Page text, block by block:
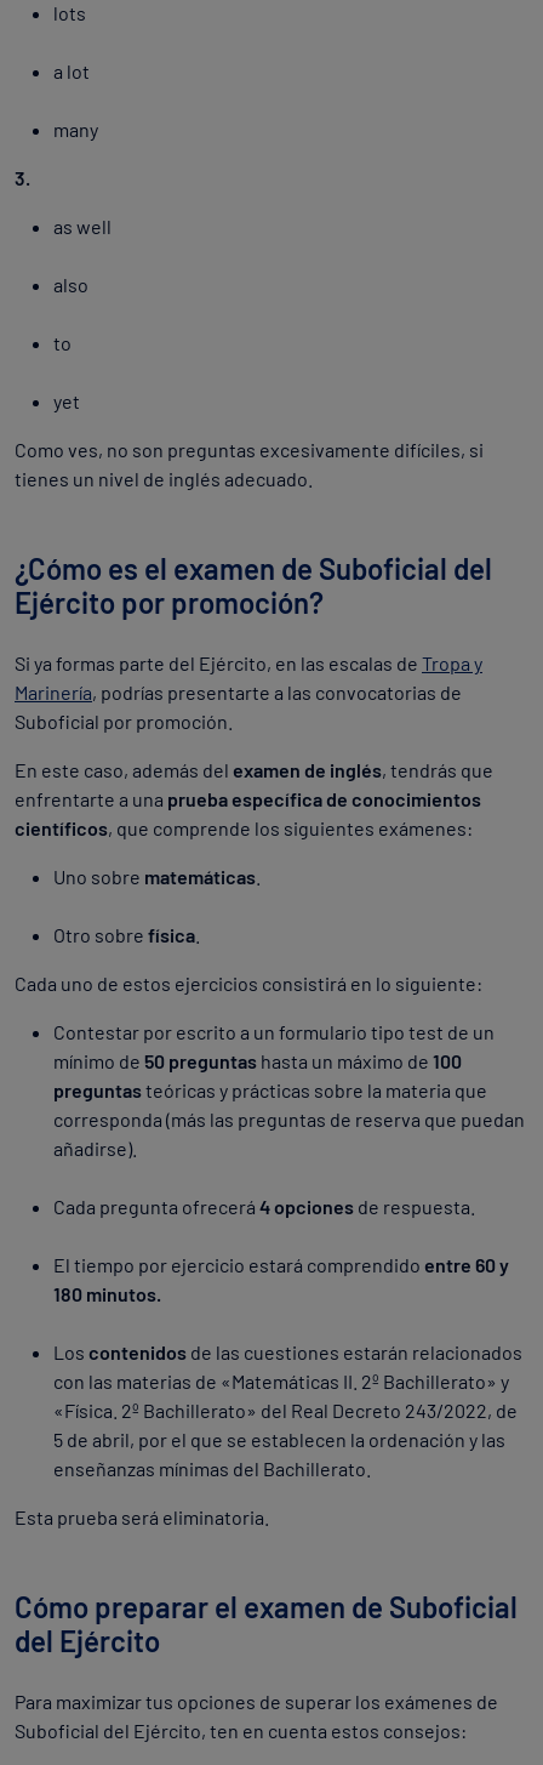
lots
a lot
many
3.
as well
also
to
yet
Como ves, no son preguntas excesivamente difíciles, si
tienes un nivel de inglés adecuado.
¿Cómo es el examen de Suboficial del
Ejército por promoción?
Si ya formas parte del Ejército, en las escalas de Tropa y
Marinería, podrías presentarte a las convocatorias de
Suboficial por promoción.
En este caso, además del examen de inglés, tendrás que
enfrentarte a una prueba específica de conocimientos
científicos, que comprende los siguientes exámenes:
Uno sobre matemáticas
Otro sobre física
Cada uno de estos ejercicios consistirá en lo siguiente:
Contestar por escrito a un formulario tipo test de un
mínimo de 50 preguntas hasta un máximo de 100
preguntasteóricas y prácticas sobre la materia que
corresponda (más las preguntas de reserva que puedan
añadirse).
Cada pregunta ofrecerá 4 opciones de respuesta.
El tiempo por ejercicio estará comprendido entre 60 y
180 minutos.
Los contenidos de las cuestiones estarán relacionados
con las materias de «Matemáticas II. 2º Bachillerato» y
«Física. 2º Bachillerato» del Real Decreto 243/2022, de
5 de abril, por el que se establecen la ordenación y las
enseñanzas mínimas del Bachillerato.
Esta prueba será eliminatoria.
Cómo preparar el examen de Suboficial
del Ejército
Para maximizar tus opciones de superar los exámenes de
Suboficial del Ejército, ten en cuenta estos consejos: